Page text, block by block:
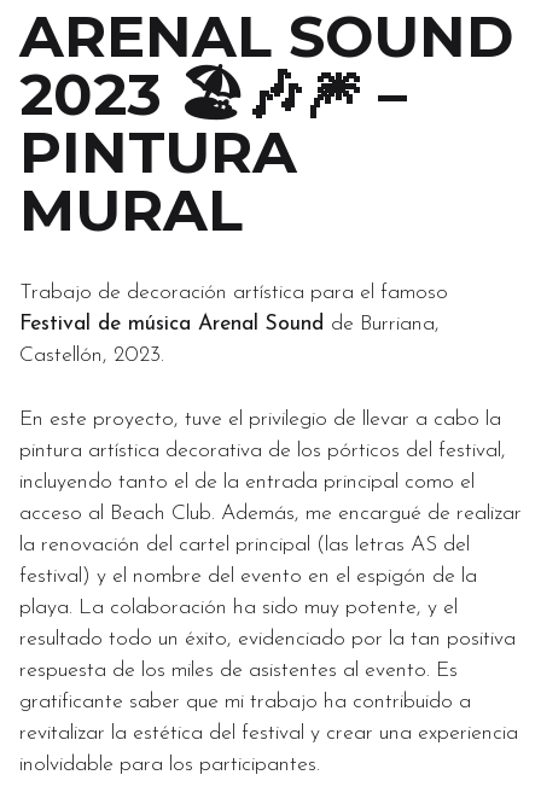
ARENAL SOUND
2023 🏖️🎶🎆 –
PINTURA
MURAL
Trabajo de decoración artística para el famoso
Festival de música Arenal Sound de Burriana,
Castellón, 2023.
En este proyecto, tuve el privilegio de llevar a cabo la
pintura artística decorativa de los pórticos del festival,
incluyendo tanto el de la entrada principal como el
acceso al Beach Club. Además, me encargué de realizar
la renovación del cartel principal (las letras AS del
festival) y el nombre del evento en el espigón de la
playa. La colaboración ha sido muy potente, y el
resultado todo un éxito, evidenciado por la tan positiva
respuesta de los miles de asistentes al evento. Es
gratificante saber que mi trabajo ha contribuido a
revitalizar la estética del festival y crear una experiencia
inolvidable para los participantes.